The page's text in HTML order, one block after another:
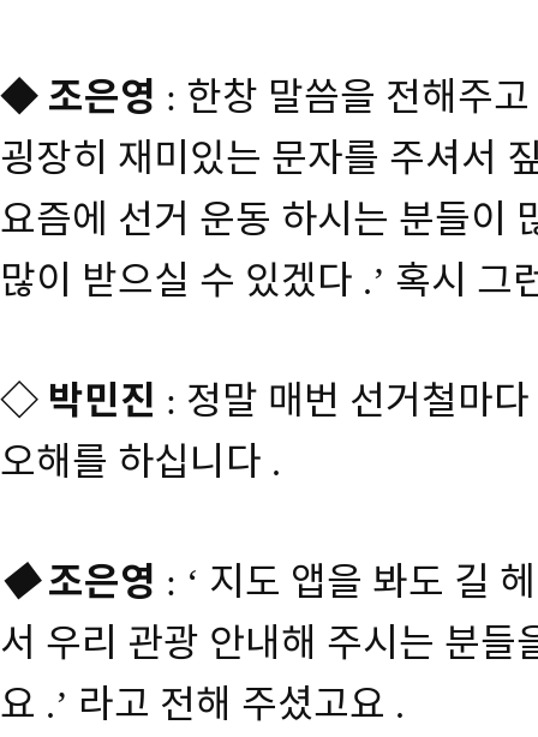
◆ 조은영 : 한창 말씀을 전해주
굉장히 재미있는 문자를 주셔서
요즘에 선거 운동 하시는 분들이
많이 받으실 수 있겠다 .’ 혹시 그
◇ 박민진 : 정말 매번 선거철마
오해를 하십니다 .
◆ 조은영 : ‘ 지도 앱을 봐도 길
서 우리 관광 안내해 주시는 분들
요 .’ 라고 전해 주셨고요 .